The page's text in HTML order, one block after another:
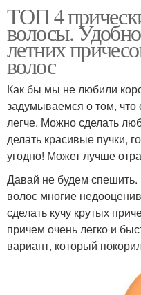
ТОП 4
волосы.
летних
волос
Как бы мы не любили
задумываемся о том,
легче. Можно сделать
делать красивые пучки,
угодно! Может лучше
Давай не будем спешить.
волос многие
сделать кучу крутых
причем очень легко и
вариант, который